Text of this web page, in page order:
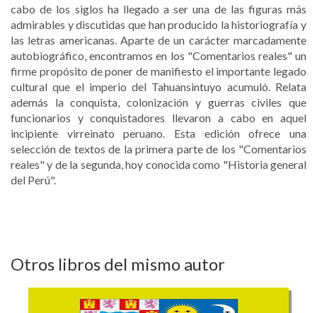
cabo de los siglos ha llegado a ser una de las figuras más
admirables y discutidas que han producido la historiografía y
las letras americanas. Aparte de un carácter marcadamente
autobiográfico, encontramos en los "Comentarios reales" un
firme propósito de poner de manifiesto el importante legado
cultural que el imperio del Tahuansintuyo acumuló. Relata
además la conquista, colonización y guerras civiles que
funcionarios y conquistadores llevaron a cabo en aquel
incipiente virreinato peruano. Esta edición ofrece una
selección de textos de la primera parte de los "Comentarios
reales" y de la segunda, hoy conocida como "Historia general
del Perú".
Otros libros del mismo autor